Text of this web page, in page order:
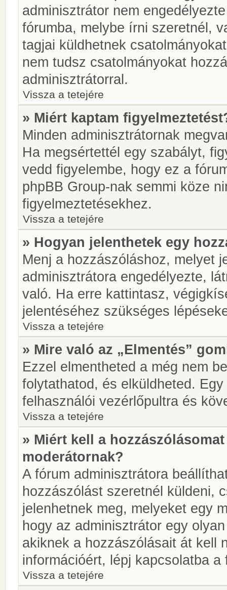
adminisztrátor nem
fórumba, melybe írni szeretnél,
tagjai küldhetnek
nem tudsz csatolmányokat
adminisztrátorral.
Vissza a tetejére
» Miért kaptam
Minden adminisztrátornak
Ha megsértettél egy szabályt,
vedd figyelembe, hogy ez a
phpBB Group-nak semmi köze
figyelmeztetésekhez.
Vissza a tetejére
» Hogyan jelenthetek egy
Menj a hozzászóláshoz, melyet
adminisztrátora engedélyezte,
való. Ha erre kattintasz,
jelentéséhez szükséges
Vissza a tetejére
» Mire való az „Elmentés”
Ezzel elmentheted a még nem
folytathatod, és elküldheted.
felhasználói vezérlőpultra és
Vissza a tetejére
» Miért kell a
moderátornak?
A fórum adminisztrátora
hozzászólást szeretnél küldeni,
jelenhetnek meg, melyeket egy
hogy az adminisztrátor egy
akiknek a hozzászólásait át kell
információért, lépj kapcsolatba
Vissza a tetejére